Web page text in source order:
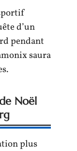
d’un
pendant
saura
Noël
plus